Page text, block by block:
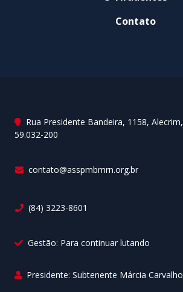
Contato
Rua Presidente Bandeira, 1158,
59.032-200
contato@asspmbmrn.org.br
(84) 3223-8601
Gestão: Para continuar lutando
Presidente: Subtenente Márcia Carvalho